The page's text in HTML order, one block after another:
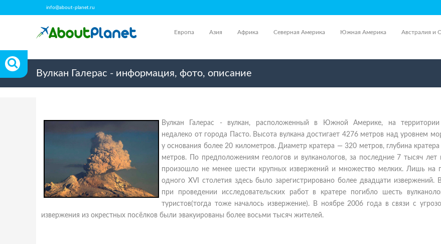
info@about-planet.ru
Европа Азия Африка Северная Америка Южная Америка Австралия и
Вулкан Галерас - информация, фото, описание
Вулкан Галерас - вулкан, расположенный в Южной Америке, на
недалеко от города Пасто. Высота вулкана достигает 4276 метров над уровнем
у основания более 20 километров. Диаметр кратера — 320 метров, глубина
метров. По предположениям геологов и вулканологов, за последние 7 тысяч лет
произошло не менее шести крупных извержений и множество мелких. Лишь на
одного XVI столетия здесь было зарегистрировано более двадцати извержений.
при проведении исследовательских работ в кратере погибло шесть
туристов(тогда тоже началось извержение). В ноябре 2006 года в связи с
извержения из окрестных посёлков были эвакуированы более восьми тысяч жителей.